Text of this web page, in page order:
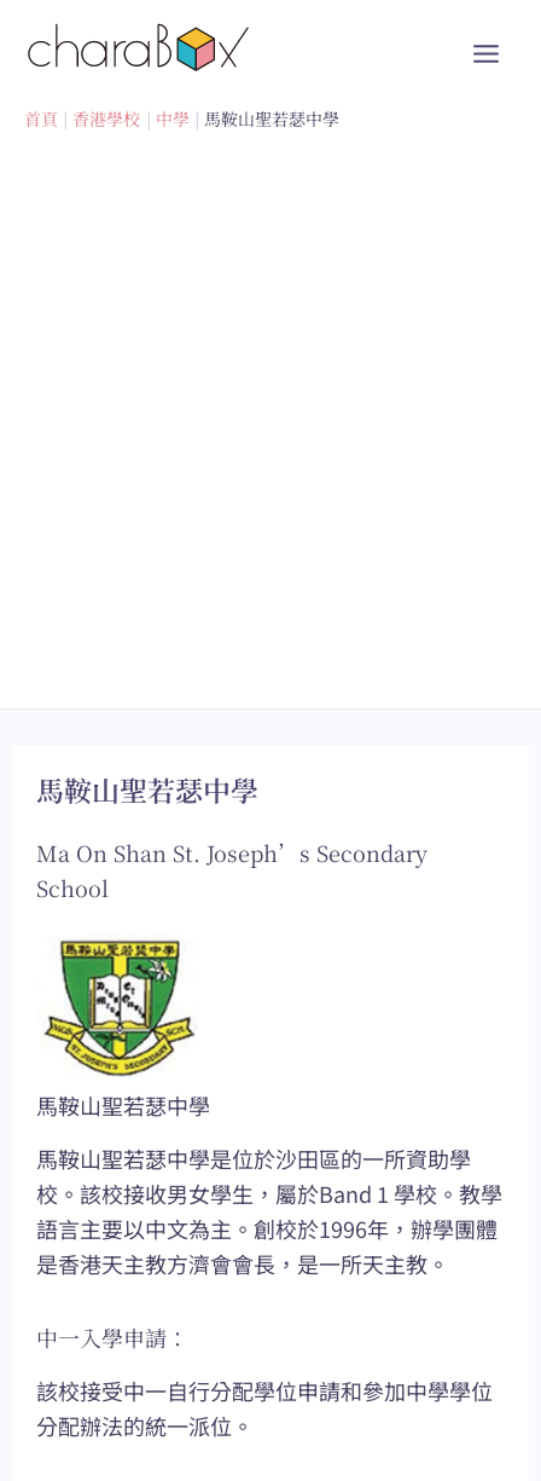
首頁 香港學校 中學 馬鞍山聖若瑟中學
馬鞍山聖若瑟中學
Ma On Shan St. Joseph’s Secondary
School
馬鞍山聖若瑟中學
馬鞍山聖若瑟中學是位於沙田區的一所資助學
校。該校接收男女學生，屬於Band 1 學校。教學
語言主要以中文為主。創校於1996年，辦學團體
是香港天主教方濟會會長，是一所天主教。
中一入學申請：
該校接受中一自行分配學位申請和參加中學學位
分配辦法的統一派位。